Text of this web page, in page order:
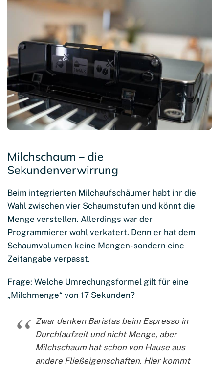
Milchschaum – die
Sekundenverwirrung
Beim integrierten Milchaufschäumer habt ihr die
Wahl zwischen vier Schaumstufen und könnt die
Menge verstellen. Allerdings war der
Programmierer wohl verkatert. Denn er hat dem
Schaumvolumen keine Mengen- sondern eine
Zeitangabe verpasst.
Frage: Welche Umrechungsformel gilt für eine
„Milchmenge“ von 17 Sekunden?
Zwar denken Baristas beim Espresso in
Durchlaufzeit und nicht Menge, aber
Milchschaum hat schon von Hause aus
andere Fließeigenschaften. Hier kommt